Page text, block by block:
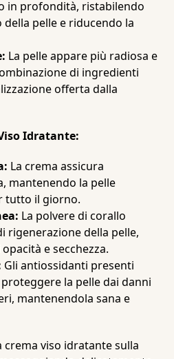
in profondità, ristabilendo
pelle e riducendo la
La pelle appare più radiosa e
di ingredienti
offerta dalla
Idratante:
La crema assicura
mantenendo la pelle
tutto il giorno.
La polvere di corallo
rigenerazione della pelle,
e secchezza.
Gli antiossidanti presenti
la pelle dai danni
mantenendola sana e
crema viso idratante sulla